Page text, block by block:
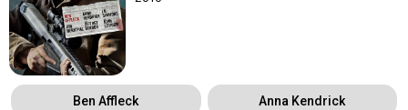
Ben Affleck Anna Kendrick